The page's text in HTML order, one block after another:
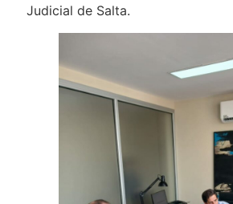
Judicial de Salta.